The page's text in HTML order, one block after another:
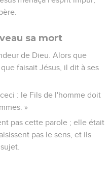
sa mort
de Dieu. Alors que
faisait Jésus, il dit à ses
: le Fils de l'homme doit
»
pas cette parole ; elle était
pas le sens, et ils